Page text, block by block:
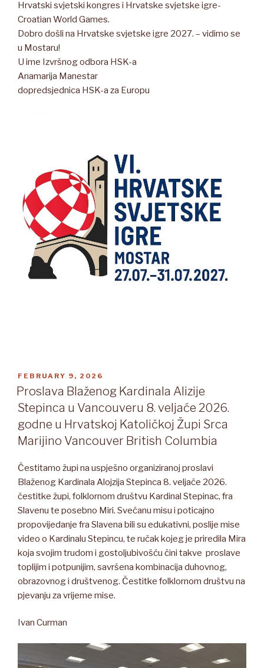
Hrvatski svjetski kongres i Hrvatske svjetske igre-
Croatian World Games.
Dobro došli na Hrvatske svjetske igre 2027. – vidimo se
u Mostaru!
U ime Izvršnog odbora HSK-a
Anamarija Manestar
dopredsjednica HSK-a za Europu
POSTED
ON
FEBRUARY 9, 2026
Proslava Blaženog Kardinala Alizije
Stepinca u Vancouveru 8. veljaće 2026.
godne u Hrvatskoj Katoličkoj Župi Srca
Marijino Vancouver British Columbia
Čestitamo župi na uspješno organiziranoj proslavi
Blaženog Kardinala Alojzija Stepinca 8. veljače 2026.
čestitke župi, folklornom društvu Kardinal Stepinac, fra
Slavenu te posebno Miri. Svečanu misu i poticajno
propovijedanje fra Slavena bili su edukativni, poslije mise
video o Kardinalu Stepincu, te ručak kojeg je priredila Mira
koja svojim trudom i gostoljubivošću čini takve proslave
toplijim i potpunijim, savršena kombinacija duhovnog,
obrazovnog i društvenog. Čestitke folklornom društvu na
pjevanju za vrijeme mise.
Ivan Curman